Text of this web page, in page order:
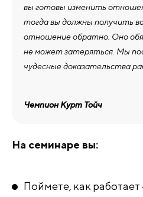
вы готовы изменить
тогда вы должны получить
отношение обратно. Оно
не может затеряться. Мы
чудесные доказательства
Чемпион Курт Тойч
На семинаре вы:
Поймете, как работает